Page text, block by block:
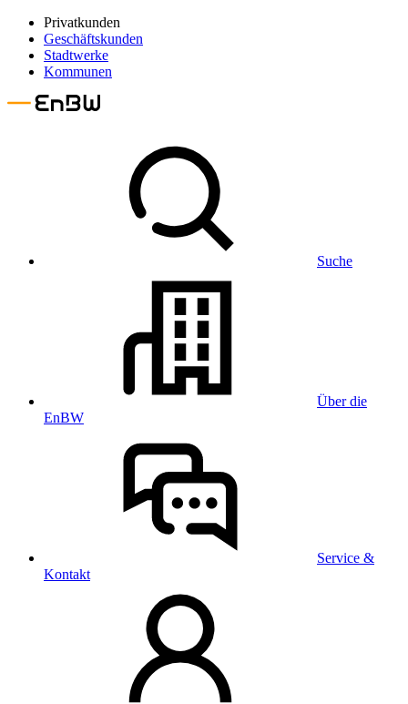
Privatkunden
Geschäftskunden
Stadtwerke
Kommunen
Suche
Über die
EnBW
Service &
Kontakt